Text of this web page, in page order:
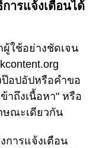
ารแจ้งเตือนได้
ใช้อย่างชัดเจน
อปอัปหรือคำขอ
าถึงเนื้อหา" หรือ
ษณะเดียวกัน
การแจ้งเตือน